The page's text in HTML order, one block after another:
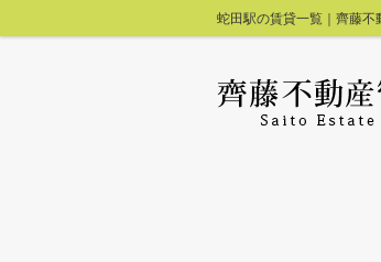
蛇田駅の賃貸一覧｜齊藤不